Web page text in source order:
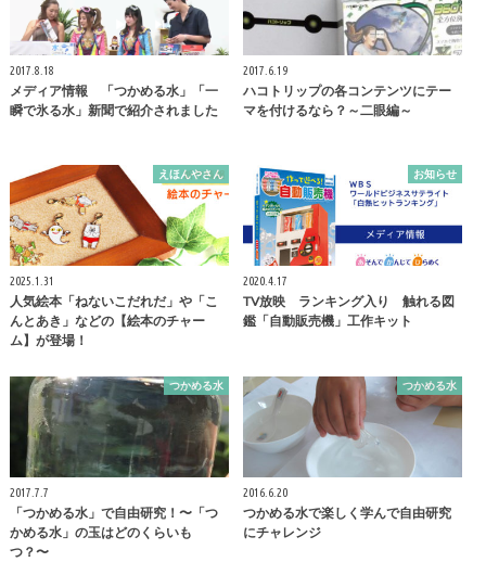
2017.8.18
メディア情報 「つかめる水」「一
瞬で氷る水」新聞で紹介されました
2017.6.19
ハコトリップの各コンテンツにテー
マを付けるなら？～二眼編～
えほんやさん
2025.1.31
人気絵本「ねないこだれだ」や「こ
んとあき」などの【絵本のチャー
ム】が登場！
お知らせ
2020.4.17
TV放映 ランキング入り 触れる図
鑑「自動販売機」工作キット
つかめる水
2017.7.7
「つかめる水」で自由研究！〜「つ
かめる水」の玉はどのくらいも
つ？〜
つかめる水
2016.6.20
つかめる水で楽しく学んで自由研究
にチャレンジ